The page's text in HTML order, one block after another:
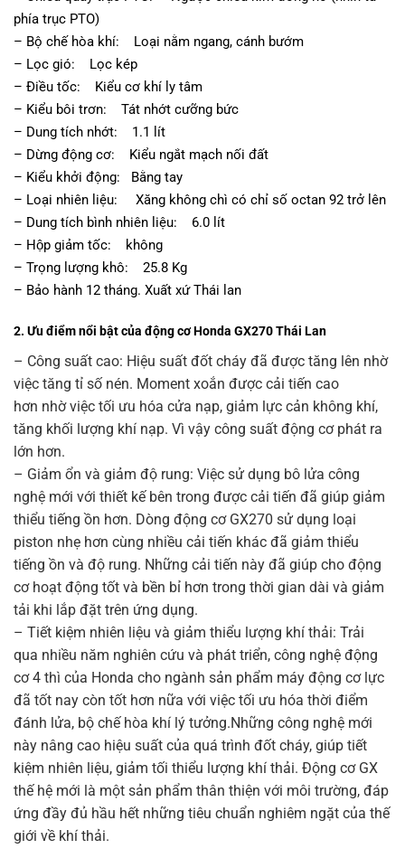
phía trục PTO)
– Bộ chế hòa khí: Loại nằm ngang, cánh bướm
– Lọc gió: Lọc kép
– Điều tốc: Kiểu cơ khí ly tâm
– Kiểu bôi trơn: Tát nhớt cưỡng bức
– Dung tích nhớt: 1.1 lít
– Dừng động cơ: Kiểu ngắt mạch nối đất
– Kiểu khởi động: Bằng tay
– Loại nhiên liệu: Xăng không chì có chỉ số octan 92 trở lên
– Dung tích bình nhiên liệu: 6.0 lít
– Hộp giảm tốc: không
– Trọng lượng khô: 25.8 Kg
– Bảo hành 12 tháng. Xuất xứ Thái lan
2. Ưu điểm nổi bật của động cơ Honda GX270 Thái Lan
– Công suất cao: Hiệu suất đốt cháy đã được tăng lên nhờ
việc tăng tỉ số nén. Moment xoắn được cải tiến cao
hơn nhờ việc tối ưu hóa cửa nạp, giảm lực cản không khí,
tăng khối lượng khí nạp. Vì vậy công suất động cơ phát ra
lớn hơn.
– Giảm ổn và giảm độ rung: Việc sử dụng bô lửa công
nghệ mới với thiết kế bên trong được cải tiến đã giúp giảm
thiểu tiếng ồn hơn. Dòng động cơ GX270 sử dụng loại
piston nhẹ hơn cùng nhiều cải tiến khác đã giảm thiểu
tiếng ồn và độ rung. Những cải tiến này đã giúp cho động
cơ hoạt động tốt và bền bỉ hơn trong thời gian dài và giảm
tải khi lắp đặt trên ứng dụng.
– Tiết kiệm nhiên liệu và giảm thiểu lượng khí thải: Trải
qua nhiều năm nghiên cứu và phát triển, công nghệ động
cơ 4 thì của Honda cho ngành sản phẩm máy động cơ lực
đã tốt nay còn tốt hơn nữa với việc tối ưu hóa thời điểm
đánh lửa, bộ chế hòa khí lý tưởng.Những công nghệ mới
này nâng cao hiệu suất của quá trình đốt cháy, giúp tiết
kiệm nhiên liệu, giảm tối thiểu lượng khí thải. Động cơ GX
thế hệ mới là một sản phẩm thân thiện với môi trường, đáp
ứng đầy đủ hầu hết những tiêu chuẩn nghiêm ngặt của thế
giới về khí thải.